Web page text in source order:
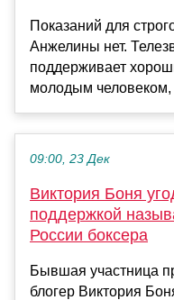
Показаний для
Анжелины нет.
поддерживает
молодым человеком,
09:00, 23 Дек
Виктория Боня
поддержкой
России боксера
Бывшая участница
блогер Виктория